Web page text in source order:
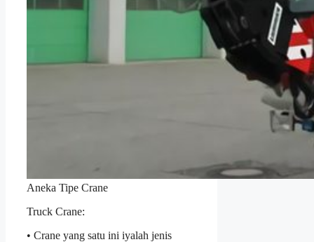
Aneka Tipe Crane
Truck Crane:
• Crane yang satu ini iyalah jenis